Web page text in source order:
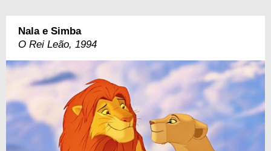
Nala e Simba
O Rei Leão, 1994